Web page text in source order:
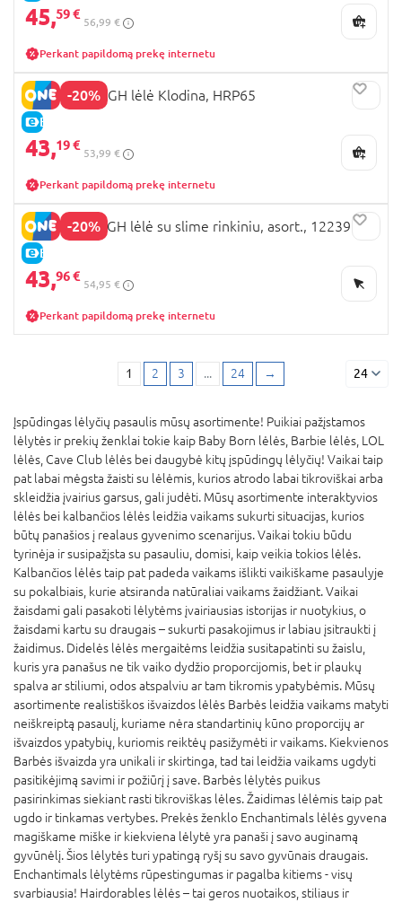
45,59 €
56,99 €
Perkant papildomą prekę internetu
-20%
E-KAINA
MONSTER HIGH lėlė Klodina, HRP65
43,19 €
53,99 €
Perkant papildomą prekę internetu
-20%
E-KAINA
RAINBOW HIGH lėlė su slime rinkiniu, asort., 122395
43,96 €
54,95 €
Perkant papildomą prekę internetu
1 2 3 ... 24 → 24
Įspūdingas lėlyčių pasaulis mūsų asortimente! Puikiai pažįstamos
lėlytės ir prekių ženklai tokie kaip Baby Born lėlės, Barbie lėlės, LOL
lėlės, Cave Club lėlės bei daugybė kitų įspūdingų lėlyčių! Vaikai taip
pat labai mėgsta žaisti su lėlėmis, kurios atrodo labai tikroviškai arba
skleidžia įvairius garsus, gali judėti. Mūsų asortimente interaktyvios
lėlės bei kalbančios lėlės leidžia vaikams sukurti situacijas, kurios
būtų panašios į realaus gyvenimo scenarijus. Vaikai tokiu būdu
tyrinėja ir susipažįsta su pasauliu, domisi, kaip veikia tokios lėlės.
Kalbančios lėlės taip pat padeda vaikams išlikti vaikiškame pasaulyje
su pokalbiais, kurie atsiranda natūraliai vaikams žaidžiant. Vaikai
žaisdami gali pasakoti lėlytėms įvairiausias istorijas ir nuotykius, o
žaisdami kartu su draugais – sukurti pasakojimus ir labiau įsitraukti į
žaidimus. Didelės lėlės mergaitėms leidžia susitapatinti su žaislu,
kuris yra panašus ne tik vaiko dydžio proporcijomis, bet ir plaukų
spalva ar stiliumi, odos atspalviu ar tam tikromis ypatybėmis. Mūsų
asortimente realistiškos išvaizdos lėlės Barbės leidžia vaikams matyti
neiškreiptą pasaulį, kuriame nėra standartinių kūno proporcijų ar
išvaizdos ypatybių, kuriomis reiktėų pasižymėti ir vaikams. Kiekvienos
Barbės išvaizda yra unikali ir skirtinga, tad tai leidžia vaikams ugdyti
pasitikėjimą savimi ir požiūrį į save. Barbės lėlytės puikus
pasirinkimas siekiant rasti tikroviškas lėles. Žaidimas lėlėmis taip pat
ugdo ir tinkamas vertybes. Prekės ženklo Enchantimals lėlės gyvena
magiškame miške ir kiekviena lėlytė yra panaši į savo auginamą
gyvūnėlį. Šios lėlytės turi ypatingą ryšį su savo gyvūnais draugais.
Enchantimals lėlytėms rūpestingumas ir pagalba kitiems - visų
svarbiausia! Hairdorables lėlės – tai geros nuotaikos, stiliaus ir